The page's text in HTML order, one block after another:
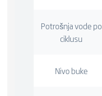
Potrošnja vode po
ciklusu
Nivo buke